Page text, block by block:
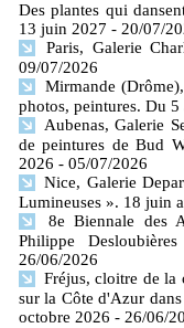
Des plantes qui
13 juin 2027 - 20/07/
Paris, Galerie
09/07/2026
Mirmande
photos, peintures. Du
Aubenas, Galerie
de peintures de Bud
2026 - 05/07/2026
Nice, Galerie
Lumineuses ». 18 juin
8e Biennale des
Philippe
26/06/2026
Fréjus, cloitre de la
sur la Côte d'Azur
octobre 2026 - 26/06/